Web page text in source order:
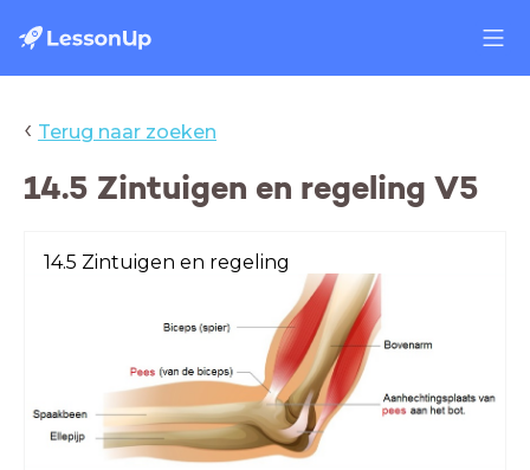
‹ Terug naar zoeken
14.5 Zintuigen en regeling V5
14.5 Zintuigen en regeling